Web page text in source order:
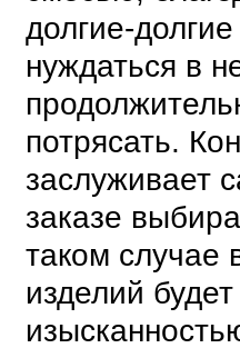
долгие-
нуждаться в
потрясать.
заслуживает
заказе
таком случае
изделий